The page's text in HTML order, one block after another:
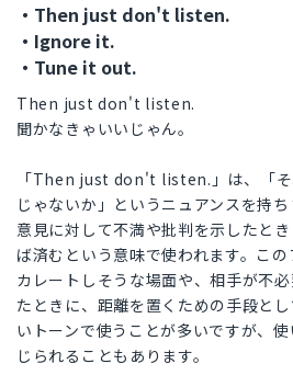
・Then just don't listen.
・Ignore it.
・Tune it out.
Then just don't listen.
聞かなきゃいいじゃん。
「Then just don't listen.」は、「そ
じゃないか」というニュアンスを持
意見に対して不満や批判を示したと
ば済むという意味で使われます。こ
カレートしそうな場面や、相手が不
たときに、距離を置くための手段と
いトーンで使うことが多いですが、
じられることもあります。